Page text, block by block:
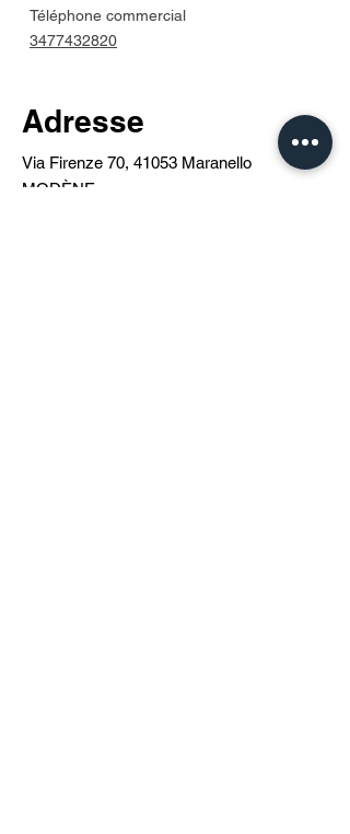
Téléphone commercial
3477432820
Adresse
Via Firenze 70, 41053 Maranello
MODÈNE